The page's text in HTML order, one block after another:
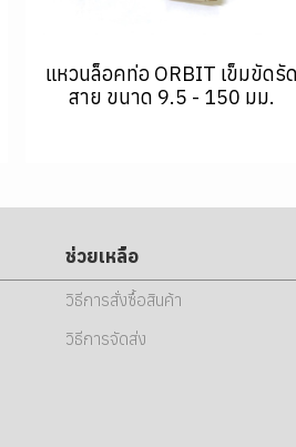
แหวนล็อคท่อ ORBIT เข็มขัดรัด
สาย ขนาด 9.5 - 150 มม.
ช่วยเหลือ
วิธีการสั่งซื้อสินค้า
วิธีการจัดส่ง